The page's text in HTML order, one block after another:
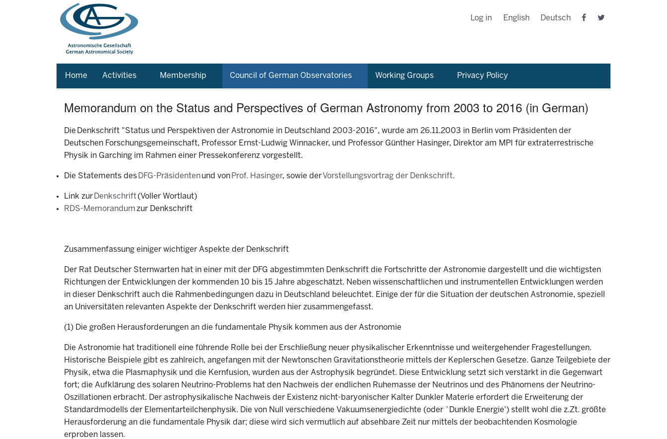
Log in English Deutsch
Home Activities Membership Council of German Observatories Working Groups Privacy Policy
Memorandum on the Status and Perspectives of German Astronomy from 2003 to 2016 (in German)
Die Denkschrift "Status und Perspektiven der Astronomie in Deutschland 2003-2016", wurde am 26.11.2003 in Berlin vom Präsidenten der
Deutschen Forschungsgemeinschaft, Professor Ernst-Ludwig Winnacker, und Professor Günther Hasinger, Direktor am MPI für extraterrestrische
Physik in Garching im Rahmen einer Pressekonferenz vorgestellt.
Die Statements des DFG-Präsidenten und von Prof. Hasinger, sowie der Vorstellungsvortrag der Denkschrift.
Link zur Denkschrift (Voller Wortlaut)
RDS-Memorandum zur Denkschrift
Zusammenfassung einiger wichtiger Aspekte der Denkschrift
Der Rat Deutscher Sternwarten hat in einer mit der DFG abgestimmten Denkschrift die Fortschritte der Astronomie dargestellt und die wichtigsten
Richtungen der Entwicklungen der kommenden 10 bis 15 Jahre abgeschätzt. Neben wissenschaftlichen und instrumentellen Entwicklungen werden
in dieser Denkschrift auch die Rahmenbedingungen dazu in Deutschland beleuchtet. Einige der für die Situation der deutschen Astronomie, speziell
an Universitäten relevanten Aspekte der Denkschrift werden hier zusammengefasst.
(1) Die großen Herausforderungen an die fundamentale Physik kommen aus der Astronomie
Die Astronomie hat traditionell eine führende Rolle bei der Erschließung neuer physikalischer Erkenntnisse und weitergehender Fragestellungen.
Historische Beispiele gibt es zahlreich, angefangen mit der Newtonschen Gravitationstheorie mittels der Keplerschen Gesetze. Ganze Teilgebiete der
Physik, etwa die Plasmaphysik und die Kernfusion, wurden aus der Astrophysik begründet. Diese Entwicklung setzt sich verstärkt in die Gegenwart
fort; die Aufklärung des solaren Neutrino-Problems hat den Nachweis der endlichen Ruhemasse der Neutrinos und des Phänomens der Neutrino-
Oszillationen erbracht. Der astrophysikalische Nachweis der Existenz nicht-baryonischer Kalter Dunkler Materie erfordert die Erweiterung der
Standardmodells der Elementarteilchenphysik. Die von Null verschiedene Vakuumsenergiedichte (oder `Dunkle Energie') stellt wohl die z.Zt. größte
Herausforderung an die fundamentale Physik dar; diese wird sich vermutlich auf absehbare Zeit nur mittels der beobachtenden Kosmologie
erproben lassen.